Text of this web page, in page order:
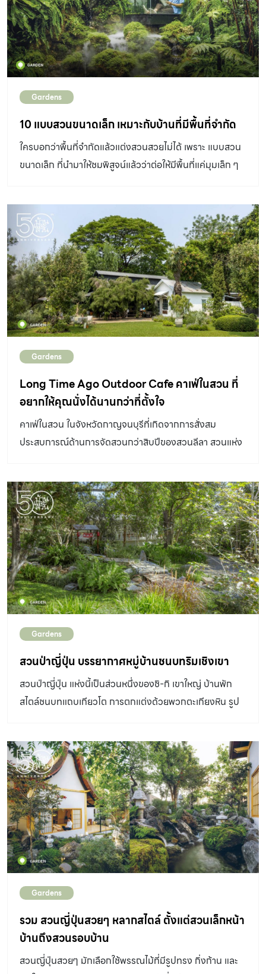
Gardens
10 แบบสวนขนาดเล็ก เหมาะกับบ้านที่มีพื้นที่จำกัด
ใครบอกว่าพื้นที่จำกัดแล้วแต่งสวนสวยไม่ได้ เพราะ แบบสวน
ขนาดเล็ก ที่นำมาให้ชมพิสูจน์แล้วว่าต่อให้มีพื้นที่แค่มุมเล็ก ๆ
ได้ไม่ยาก แบบสวนขนาดเล็ก เหล่านี้เหมาะนำไปประยุกต์กับ
บ้านทาวน์เฮาส์ คอนโด หรือบ้านเดี่ยวที่มีพื้นที่จำกัด เราคัด
สรรไอเดียแต่งสวนขนาดเล็กที่ทั้งสวย ทั้งใช้งานได้จริง มาให้
คุณได้ลองนำไปปรับใช้กันแบบจุใจ พร้อมแล้วมาดูกันเลยว่า
แบบสวนขนาดเล็ก สไตล์ไหนจะโดนใจคุณที่สุด! สวนเล็กๆ
ขนาด 80 ตารางเมตร ที่เก็บบ่อน้ำและต้นลั่นทมเดิมไว้ ครั้ง
หนึ่งบ้านหลังนี้เคยใช้เป็นฉากบ้านของ “เป็นหนึ่ง” หรือ “คุณ
หมอปุริม” พระเอกเรื่องมาตาลดา ละครดังที่อยู่ในใจของใคร
เจ้าของบ้านคือการเก็บลั่นทมและบ่อน้ำไว้ เพื่อคงบรรยากาศ
แบบในละคร นักจัดสวนจึงต้องแก้ไขปัญหาในพื้นที่จำกัด โดย
ตัดแต่งกิ่งบริเวณโคนต้นลั่นทมให้โล่ง พุ่มใบโปร่งเพื่อให้เห็น
ลีลาของกิ่งมากขึ้น เข้ากับสวนทรอปิคัลและสวนญี่ปุ่นได้
พร้อมปลูกไม้อื่นๆ เพื่อทำให้ภาพรวมของสวนและองค์
ประกอบต่างๆ ดูกลมกลืนกัน >> อ่านต่อ สวนสไตล์
เมดิเตอร์เรเนียนภายในบ้านจัดสรร ที่ออกแบบให้ผสมผสาน
การจัดวางองค์ประกอบอื่นๆอย่างลงตัว ให้ความรู้สึกละมุน
สบายตา และมีเอกลักษณ์เฉพาะตัวจากรายละเอียดเล็ก ๆ ที่
ใส่ใจ ราวกับยกภาพจาก Pinterest […]
Gardens
Long Time Ago Outdoor Cafe คาเฟ่ในสวน ที่
อยากให้คุณนั่งได้นานกว่าที่ตั้งใจ
คาเฟ่ในสวน ในจังหวัดกาญจนบุรีที่เกิดจากการสั่งสม
ประสบการณ์ด้านการจัดสวนกว่าสิบปีของสวนลีลา สวนแห่ง
สวนรอบตัว Design Directory : จัดสวน บริษัทสวนลีลา
จำกัด อาคารห้องนั่งเล่นที่ตั้งใจออกแบบและตกแต่งภายในให้
เป็นห้องนั่งเล่นสไตล์ฝรั่ง บ่อบัวรูปวงกลม ลึกประมาณ 50
เซนติเมตร พร้อมจัดวางประติมากรรมน้ำพุรูปปลาที่นำมาทำสี
ใหม่ เพื่อให้เข้ากับอาคารห้องนั่งเล่นและรั้วสีดำด้านหน้า น้อง
ปลื้ม-ตรีเดช เรืองพร้อม ลูกชายคนโต ที่มักใช้เวลาในช่วงวัน
หยุดและปิดเทอมมาช่วยดูแลธุรกิจของครอบครัว คาเฟ่ในสวน
ประสบการณ์ด้านการจัดสวน พร้อมทั้งสะสมของแต่งสวนไว้
มากมาย จนกลายมาเป็น Long Time Ago Outdoor Cafe
คาเฟ่ในสวน ที่ถ่ายทอดเสน่ห์และตัวตนตามแบบฉบับของสวน
ลีลา กาลครั้งหนึ่งนานมาแล้ว “เมื่อหลายปีก่อน ตั้งแต่ปี 2538
ผมเคยมาทำงานที่จังหวัดกาญจนบุรี แล้วรู้สึกชอบที่นี่ เพราะ
เป็นความรู้สึกผูกพันและกลายเป็นความตั้งใจลึก ๆ ว่าสักวัน
หนึ่งอยากกลับมาซื้อที่ดินผืนนี้” คุณศักดิ์ เรืองพร้อม กล่าวถึง
จุดเริ่มต้นของการสร้างสวน“เดิมทีพื้นที่แห่งนี้เป็นที่โล่ง มี
เพียงไม้ใหญ่ยืนต้นอยู่บางส่วน เช่น จามจุรี มะม่วง และสะเดา
แต่ด้วยลักษณะงานที่ต้องเดินทางอยู่ตลอดในช่วงแรกจึงยัง
ไม่ได้เข้ามาลงมือพัฒนาอย่างเต็มที่ […]
Gardens
สวนป่าญี่ปุ่น บรรยากาศหมู่บ้านชนบทริมเชิงเขา
สวนป่าญี่ปุ่น แห่งนี้เป็นส่วนหนึ่งของชิ-กิ เขาใหญ่ บ้านพัก
สไตล์ชนบทแถบเกียวโต การตกแต่งด้วยพวกตะเกียงหิน รูป
ถึงพรรณไม้ที่เลือกใช้ ล้วนช่วยเติมเต็มให้ภาพสวนป่าญี่ปุ่น
ชัดเจนยิ่งขึ้น Design Directory : ออกแบบ คนสวน
Landscape ของประดับสวนอย่างซุ้มประตูญี่ปุ่นหรือที่เรียก
ว่าเสาโทริอิ และสะพานข้ามลำธารสไตล์ญี่ปุ่น เป็นสัญลักษณ์ที่
เติมเต็มให้ภาพสวนญี่ปุ่นชัดยิ่งขึ้น ตั้งใจใช้เสาโทริอิสีเหลือง
ต่างจากทั่วไปที่เป็นสีแดง เพื่อให้เด่นสะดุดตา และสร้าง
เอกลักษณ์ในงานออกแบบ ลำธารในสวนที่ยึดตามแนวร่องน้ำ
สวน และรองรับปริมาณน้ำในฤดูน้ำหลากได้เพียงพอ ผืนดิน
รกร้างริมเชิงเขาเต็มไปด้วยต้นไม้ใหญ่เหมือนเป็นป่าขนาดย่อม
ผืนดินเป็นสโลปลาดไปถึงลำตะคองที่อยู่อีกฝั่งห่างไปกว่าร้อย
เมตร วันนี้พื้นที่ถูกปรับใหม่ให้เป็นบ้านพักในชนบทแถบเกียว
โตที่เงียบสงบ ท่ามกลางบรรยากาศสวนป่าธรรมชาติเหมือนที่
Gardens
รวม สวนญี่ปุ่นสวยๆ หลากสไตล์ ตั้งแต่สวนเล็กหน้า
บ้านถึงสวนรอบบ้าน
สวนญี่ปุ่นสวยๆ มักเลือกใช้พรรณไม้ที่มีรูปทรง กิ่งก้าน และ